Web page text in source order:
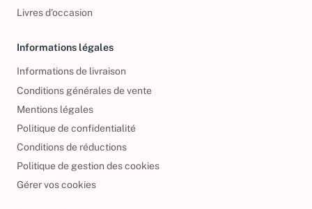
Livres d’occasion
Informations légales
Informations de livraison
Conditions générales de vente
Mentions légales
Politique de confidentialité
Conditions de réductions
Politique de gestion des cookies
Gérer vos cookies